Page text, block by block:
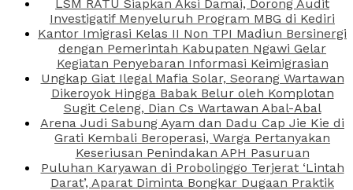
LSM RATU Siapkan Aksi Damai, Dorong Audit
Investigatif Menyeluruh Program MBG di Kediri
Kantor Imigrasi Kelas II Non TPI Madiun Bersinergi
dengan Pemerintah Kabupaten Ngawi Gelar
Kegiatan Penyebaran Informasi Keimigrasian
Ungkap Giat Ilegal Mafia Solar, Seorang Wartawan
Dikeroyok Hingga Babak Belur oleh Komplotan
Sugit Celeng, Dian Cs Wartawan Abal-Abal
Arena Judi Sabung Ayam dan Dadu Cap Jie Kie di
Grati Kembali Beroperasi, Warga Pertanyakan
Keseriusan Penindakan APH Pasuruan
Puluhan Karyawan di Probolinggo Terjerat ‘Lintah
Darat’, Aparat Diminta Bongkar Dugaan Praktik